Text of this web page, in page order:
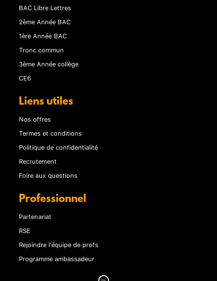
BAC Libre Lettres
2ème Année BAC
1ère Année BAC
Tronc commun
3ème Année collège
CE6
Liens utiles
Nos offres
Termes et conditions
Politique de confidentialité
Recrutement
Foire aux questions
Professionnel
Partenariat
RSE
Rejoindre l'équipe de profs
Programme ambassadeur